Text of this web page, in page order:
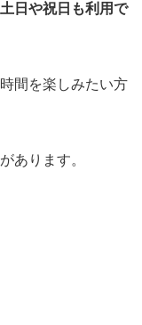
日や祝日も利用で
間を楽しみたい方
があります。